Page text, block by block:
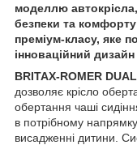
моделлю
безпеки та комфорту
преміум-класу, яке
інноваційний дизайн
BRITAX-ROMER
дозволяє крісло
обертання чаші
в потрібному
висадженні дитини.